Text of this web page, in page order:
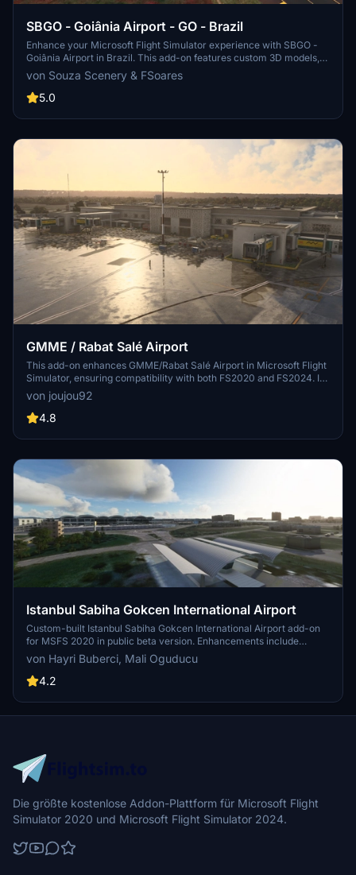
SBGO - Goiânia Airport - GO - Brazil
Enhance your Microsoft Flight Simulator experience with SBGO -
Goiânia Airport in Brazil. This add-on features custom 3D models,
animated Jetways, realistic runway and taxiway lights, custom
markings, and aerial orthophoto for a true- to-life airport
immersion. Support for narrow-body aircraft such as Airbus A320
like Boeing 767 and Airbus A330. Simply extract the folder to your
von Souza Scenery & FSoares
5.0
GMME / Rabat Salé Airport
This add-on enhances GMME/Rabat Salé Airport in Microsoft Flight
Simulator, ensuring compatibility with both FS2020 and FS2024. It
features updated scenery, including corrections to runway lighting
and terminal improvements, while removing default buildings.
Additionally, it requires various other asset packs for optimal
von joujou92
4.8
Istanbul Sabiha Gokcen International Airport
Custom-built Istanbul Sabiha Gokcen International Airport add-on
for MSFS 2020 in public beta version. Enhancements include
detailed airport structures and improved visuals for a more
immersive flying experience. Created by developers with
experience in X-Plane 11 scenery design. Free for personal use with
von Hayri Buberci, Mali Oguducu
4.2
Die größte kostenlose Addon-Plattform für Microsoft Flight
Simulator 2020 und Microsoft Flight Simulator 2024.